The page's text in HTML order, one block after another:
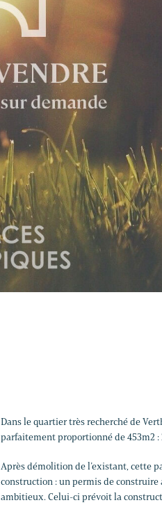
Dans le quartier très recherché de
parfaitement proportionné de 453m2 :
Après démolition de l’existant, cette
construction : un permis de
ambitieux. Celui-ci prévoit la